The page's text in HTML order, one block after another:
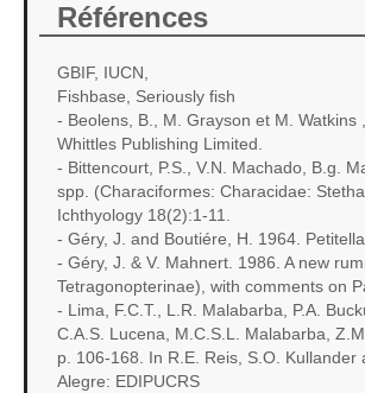
Références
GBIF, IUCN,
Fishbase, Seriously fish
- Beolens, B., M. Grayson et M.
Whittles Publishing Limited.
- Bittencourt, P.S., V.N. Machado, B.g.
spp. (Characiformes: Characidae:
Ichthyology 18(2):1-11.
- Géry, J. and Boutiére, H. 1964.
- Géry, J. & V. Mahnert. 1986. A new
Tetragonopterinae), with comments on
- Lima, F.C.T., L.R. Malabarba, P.A.
C.A.S. Lucena, M.C.S.L. Malabarba,
p. 106-168. In R.E. Reis, S.O.
Alegre: EDIPUCRS